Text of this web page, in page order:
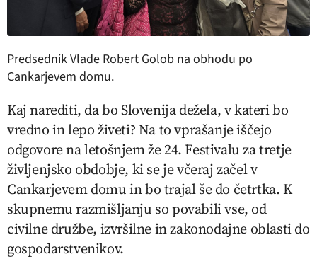
Predsednik Vlade Robert Golob na obhodu po
Cankarjevem domu.
Kaj narediti, da bo Slovenija dežela, v kateri bo
vredno in lepo živeti? Na to vprašanje iščejo
odgovore na letošnjem že 24. Festivalu za tretje
življenjsko obdobje, ki se je včeraj začel v
Cankarjevem domu in bo trajal še do četrtka. K
skupnemu razmišljanju so povabili vse, od
civilne družbe, izvršilne in zakonodajne oblasti do
gospodarstvenikov.